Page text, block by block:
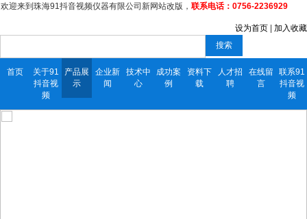
欢迎来到珠海91抖音视频仪器有限公司新网站改版， 联系电话：0756-2236929
设为首页
加入收藏
搜索
首页
关于91
抖音视
频
产品展
示
企业新
闻
技术中
心
成功案
例
资料下
载
人才招
聘
在线留
言
联系91
抖音视
频